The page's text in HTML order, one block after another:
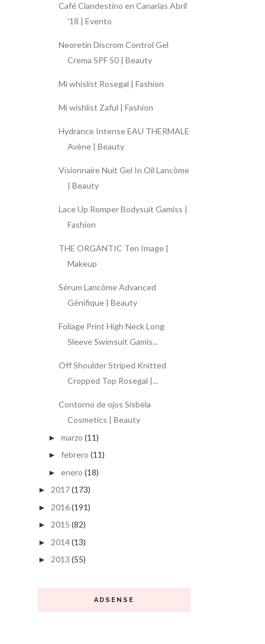
Café Clandestino en Canarias Abril
'18 | Evento
Neoretin Discrom Control Gel
Crema SPF 50 | Beauty
Mi whislist Rosegal | Fashion
Mi wishlist Zaful | Fashion
Hydrance Intense EAU THERMALE
Avène | Beauty
Visionnaire Nuit Gel In Oil Lancôme
| Beauty
Lace Up Romper Bodysuit Gamiss |
Fashion
THE ORGANTIC Ten Image |
Makeup
Sérum Lancôme Advanced
Génifique | Beauty
Foliage Print High Neck Long
Sleeve Swimsuit Gamis...
Off Shoulder Striped Knitted
Cropped Top Rosegal |...
Contorno de ojos Sisbela
Cosmetics | Beauty
► marzo (11)
► febrero (11)
► enero (18)
► 2017(173)
► 2016(191)
► 2015 (82)
► 2014(13)
► 2013 (55)
ADSENSE